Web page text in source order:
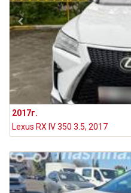
2017г.
Lexus RX IV 350 3.5, 2017